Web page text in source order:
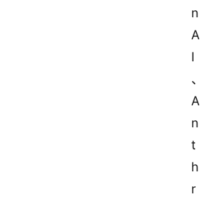
n
A
I
、
A
n
t
h
r